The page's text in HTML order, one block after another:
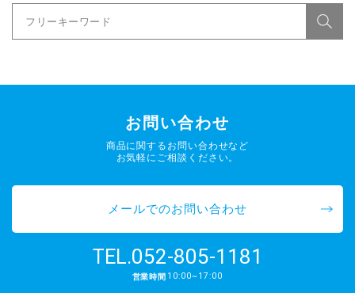
お問い合わせ
商品に関するお問い合わせなど
お気軽にご相談ください。
メールでのお問い合わせ
TEL.052-805-1181
営業時間 10:00~17:00